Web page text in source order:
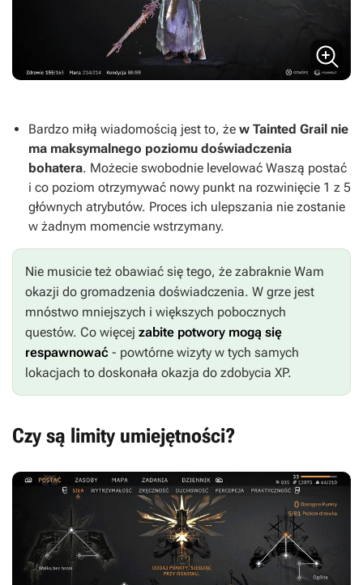
Bardzo miłą wiadomością jest to, że w Tainted Grail nie
ma maksymalnego poziomu doświadczenia
bohatera. Możecie swobodnie levelować Waszą postać
i co poziom otrzymywać nowy punkt na rozwinięcie 1 z 5
głównych atrybutów. Proces ich ulepszania nie zostanie
w żadnym momencie wstrzymany.
Nie musicie też obawiać się tego, że zabraknie Wam
okazji do gromadzenia doświadczenia. W grze jest
mnóstwo mniejszych i większych pobocznych
questów. Co więcej zabite potwory mogą się
respawnować - powtórne wizyty w tych samych
lokacjach to doskonała okazja do zdobycia XP.
Czy są limity umiejętności?